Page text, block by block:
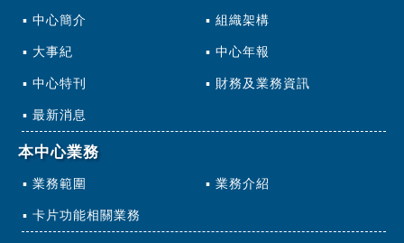
中心簡介 組織架構
大事紀 中心年報
中心特刊 財務及業務資訊
最新消息
本中心業務
業務範圍 業務介紹
卡片功能相關業務